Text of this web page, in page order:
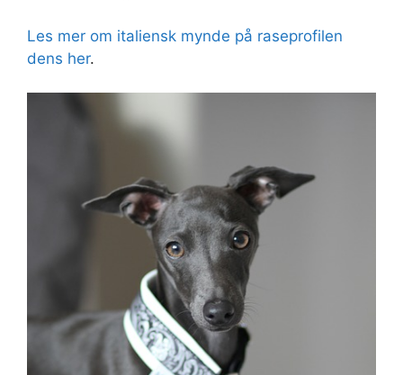
Les mer om italiensk mynde på raseprofilen
dens her.